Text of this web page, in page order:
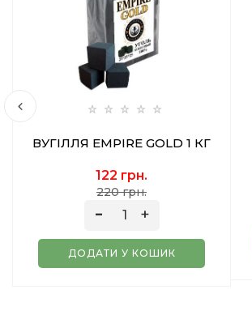
ВУГІЛЛЯ EMPIRE GOLD 1 КГ
220 грн.
122 грн.
ДОДАТИ У КОШИК